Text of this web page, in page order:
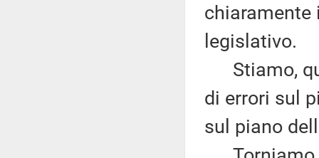
chiaramente
legislativo.
Stiamo,
di errori sul
sul piano